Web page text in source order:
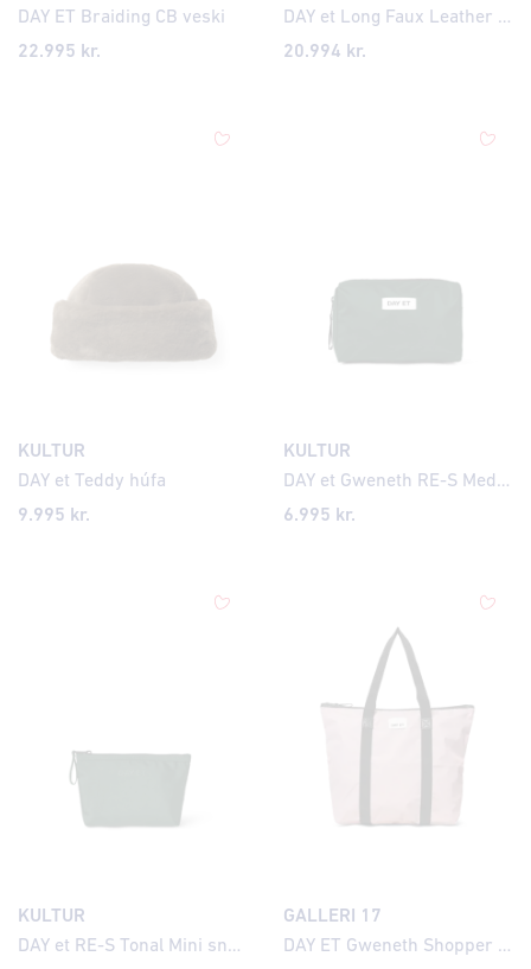
DAY ET Braiding CB veski
22.995 kr.
DAY et Long Faux Leather hanskar
20.994 kr.
KULTUR
DAY et Teddy húfa
9.995 kr.
KULTUR
DAY et Gweneth RE-S Medium Nylon Washbag snyrtitaska
6.995 kr.
KULTUR
DAY et RE-S Tonal Mini snyrtitaska
GALLERI 17
DAY ET Gweneth Shopper taska